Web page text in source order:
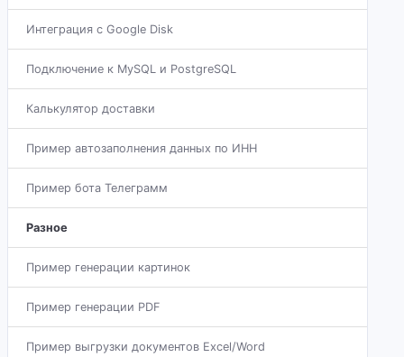
Интеграция с Google Disk
Подключение к MySQL и PostgreSQL
Калькулятор доставки
Пример автозаполнения данных по ИНН
Пример бота Телеграмм
Разное
Пример генерации картинок
Пример генерации PDF
Пример выгрузки документов Excel/Word